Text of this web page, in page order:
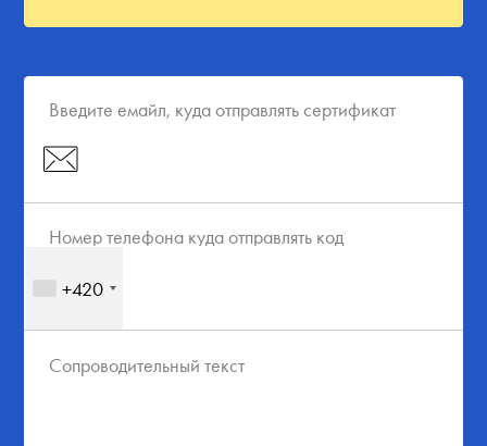
Введите емайл, куда отправлять сертификат
Номер телефона куда отправлять код
+420
Сопроводительный текст